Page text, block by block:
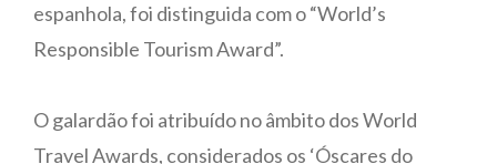
espanhola, foi distinguida com o “World’s
Responsible Tourism Award”.
O galardão foi atribuído no âmbito dos World
Travel Awards, considerados os ‘Óscares do